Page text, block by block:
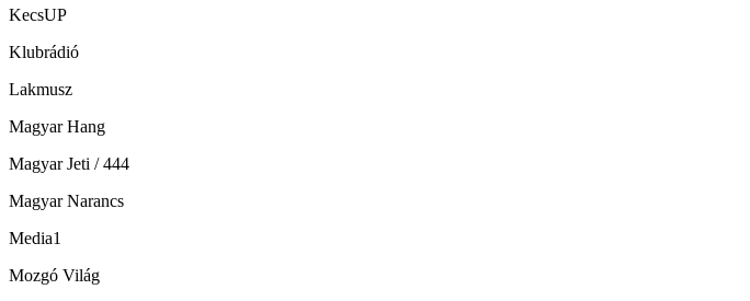
KecsUP
Klubrádió
Lakmusz
Magyar Hang
Magyar Jeti / 444
Magyar Narancs
Media1
Mozgó Világ